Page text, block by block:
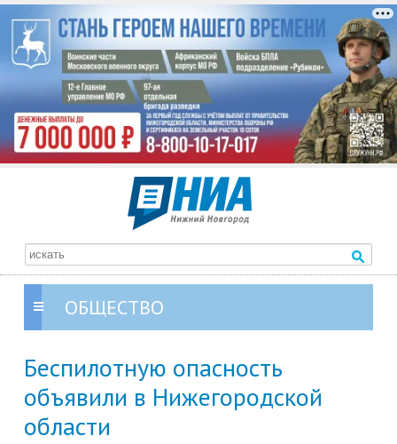
ОБЩЕСТВО
Беспилотную опасность
объявили в Нижегородской
области